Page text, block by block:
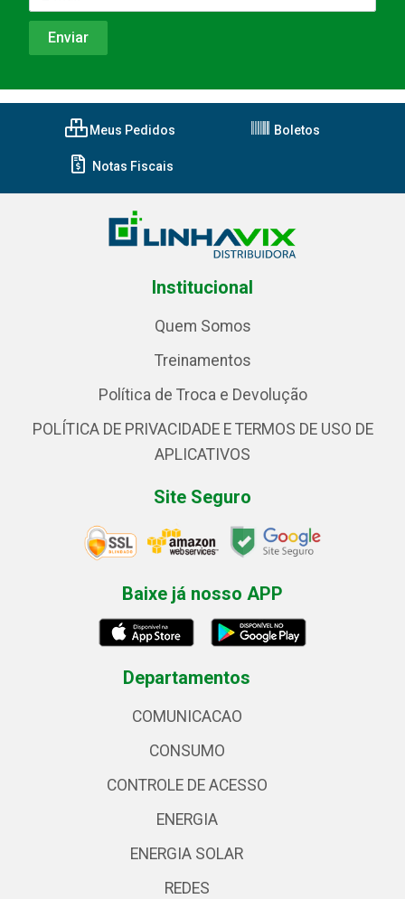
Meus Pedidos Boletos
Notas Fiscais
Institucional
Quem Somos
Treinamentos
Política de Troca e Devolução
POLÍTICA DE PRIVACIDADE E TERMOS DE USO DE
APLICATIVOS
Site Seguro
Baixe já nosso APP
Departamentos
COMUNICACAO
CONSUMO
CONTROLE DE ACESSO
ENERGIA
ENERGIA SOLAR
REDES